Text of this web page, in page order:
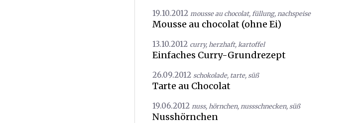
19.10.2012 mousse au chocolat, füllung, nachspeise
Mousse au chocolat (ohne Ei)
13.10.2012 curry, herzhaft, kartoffel
Einfaches Curry-Grundrezept
26.09.2012 schokolade, tarte, süß
Tarte au Chocolat
19.06.2012 nuss, hörnchen, nussschnecken, süß
Nusshörnchen